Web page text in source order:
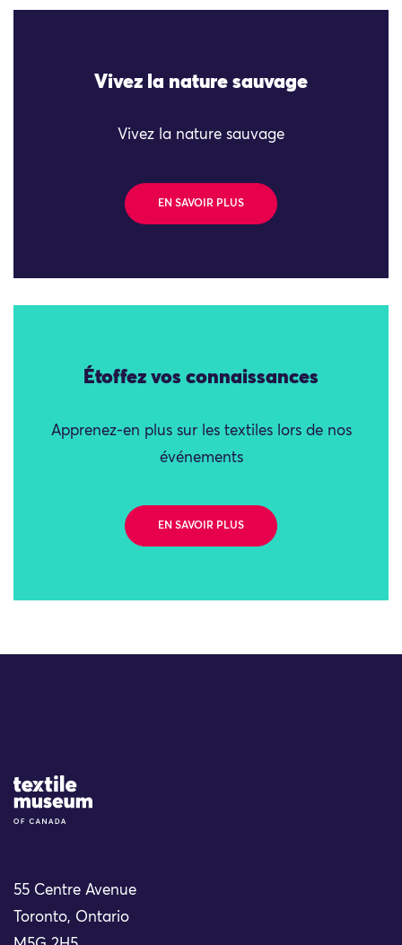
Vivez la nature sauvage
Vivez la nature sauvage
EN SAVOIR PLUS
Étoffez vos connaissances
Apprenez-en plus sur les textiles lors de nos
événements
EN SAVOIR PLUS
Site Logo
55 Centre Avenue
Toronto, Ontario